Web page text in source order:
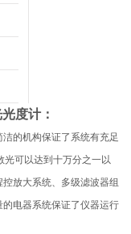
光度计：
的机构保证了系统有充足
光可以达到十万分之一以
放大系统、多级滤波器组
电器系统保证了仪器运行